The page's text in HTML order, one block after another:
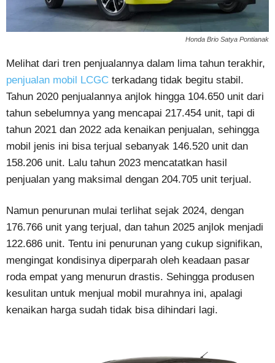
Honda Brio Satya Pontianak
Melihat dari tren penjualannya dalam lima tahun terakhir,
penjualan mobil LCGC terkadang tidak begitu stabil.
Tahun 2020 penjualannya anjlok hingga 104.650 unit dari
tahun sebelumnya yang mencapai 217.454 unit, tapi di
tahun 2021 dan 2022 ada kenaikan penjualan, sehingga
mobil jenis ini bisa terjual sebanyak 146.520 unit dan
158.206 unit. Lalu tahun 2023 mencatatkan hasil
penjualan yang maksimal dengan 204.705 unit terjual.
Namun penurunan mulai terlihat sejak 2024, dengan
176.766 unit yang terjual, dan tahun 2025 anjlok menjadi
122.686 unit. Tentu ini penurunan yang cukup signifikan,
mengingat kondisinya diperparah oleh keadaan pasar
roda empat yang menurun drastis. Sehingga produsen
kesulitan untuk menjual mobil murahnya ini, apalagi
kenaikan harga sudah tidak bisa dihindari lagi.